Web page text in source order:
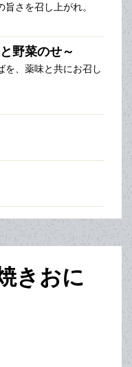
さを召し上がれ。
野菜のせ～
を、薬味と共にお召し
きおに